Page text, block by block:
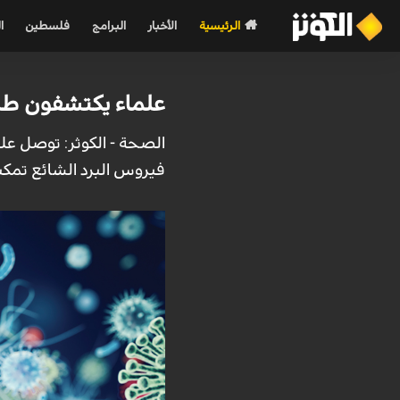
الرئيسية الأخبار البرامج فلسطين
علماء يكتشفون
الصحة - الكوثر: توصل
فيروس البرد الشائع